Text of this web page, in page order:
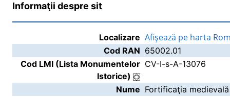
Informaţii despre sit
Localizare Afişează pe harta
Cod RAN 65002.01
Cod LMI (Lista Monumentelor
Istorice)
CV-I-s-A-13076
Nume Fortificaţia